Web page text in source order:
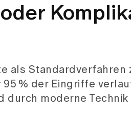
als
% der Eingriffe
durch moderne